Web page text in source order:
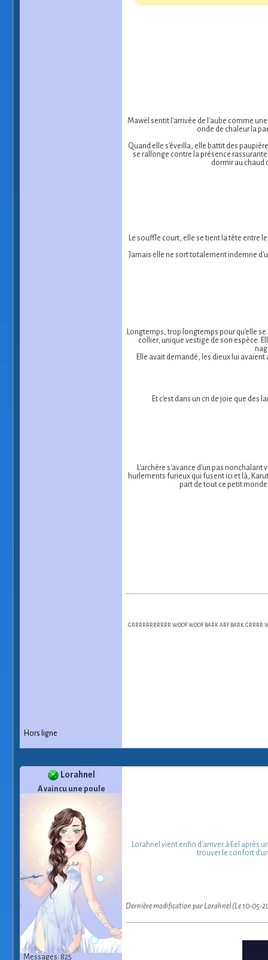
Mawël sentit l'arrivée de l'aube comme
onde de chaleur la
Quand elle s'éveilla, elle battit des
se rallonge contre la présence
dormir au chaud
Le souffle court, elle se tient la tête entre
Jamais elle ne sort totalement indemne
Longtemps, trop longtemps pour qu’elle
collier, unique vestige de son espèce.
Elle avait demandé, les dieux lui
Et c’est dans un cri de joie que
L'archère s'avance d'un pas
hurlements furieux qui fusent ici et là,
part de tout ce petit
GRRRRRRRRRRR WOOF WOOF BARK ARF BARK GRRRR
Hors ligne
Lorahnel
A vaincu une poule
Messages: 825
Lorahnel vient enfin d'arriver à Eel après
trouver le confort
Dernière modification par Lorahnel (Le 10-05-